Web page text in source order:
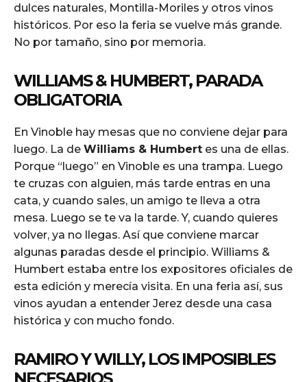
dulces naturales, Montilla-Moriles y otros vinos
históricos. Por eso la feria se vuelve más grande.
No por tamaño, sino por memoria.
WILLIAMS & HUMBERT, PARADA
OBLIGATORIA
En Vinoble hay mesas que no conviene dejar para
luego. La de Williams & Humbert es una de ellas.
Porque “luego” en Vinoble es una trampa. Luego
te cruzas con alguien, más tarde entras en una
cata, y cuando sales, un amigo te lleva a otra
mesa. Luego se te va la tarde. Y, cuando quieres
volver, ya no llegas. Así que conviene marcar
algunas paradas desde el principio. Williams &
Humbert estaba entre los expositores oficiales de
esta edición y merecía visita. En una feria así, sus
vinos ayudan a entender Jerez desde una casa
histórica y con mucho fondo.
RAMIRO Y WILLY, LOS IMPOSIBLES